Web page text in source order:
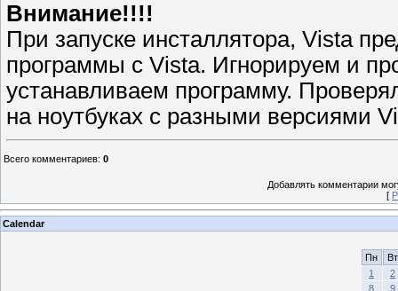
Внимание!!!!
При запуске инсталлятора, Vista
программы с Vista. Игнорируем и
устанавливаем программу.
на ноутбуках с разными версиями
Всего комментариев: 0
Добавлять комментарии
[
Calendar
Пн
Вт
1
2
8
9